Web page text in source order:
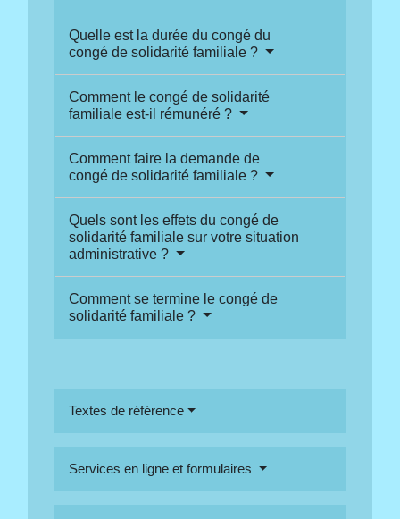
Quelle est la durée du congé du
congé de solidarité familiale ?
Comment le congé de solidarité
familiale est-il rémunéré ?
Comment faire la demande de
congé de solidarité familiale ?
Quels sont les effets du congé de
solidarité familiale sur votre situation
administrative ?
Comment se termine le congé de
solidarité familiale ?
Textes de référence
Services en ligne et formulaires